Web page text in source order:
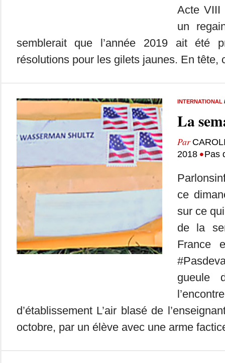
Acte VIII
un
semblerait que l’année 2019 ait été
résolutions pour les gilets jaunes. En tête,
INTERNATIONAL
La
Par
2018 •Pas
ce
sur ce
de la
France
gueule
d’établissement L’air blasé de
octobre, par un élève avec une arme